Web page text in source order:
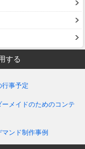
する
行事予定
ーメイドのためのコンテ
マンド制作事例